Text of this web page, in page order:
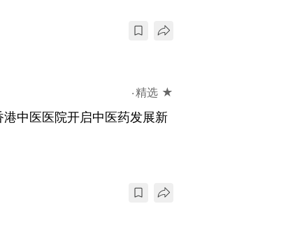
精选 ★
中医医院开启中医药发展新